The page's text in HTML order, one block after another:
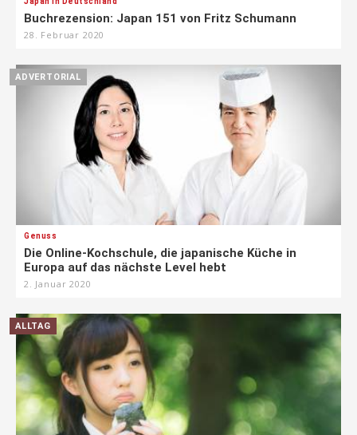
Buchrezension: Japan 151 von Fritz Schumann
28. Februar 2020
ADVERTORIAL
Genuss
Die Online-Kochschule, die japanische Küche in
Europa auf das nächste Level hebt
2. Januar 2020
ALLTAG